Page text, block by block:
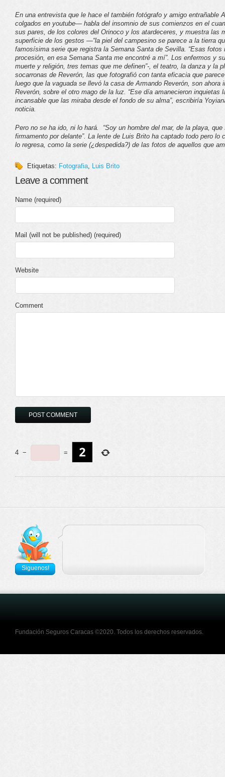
En una entrevista que le hace el también fotógrafo y amigo
colgados en youtube— habla del insomnio de sus comienzos en el
sus pares, de los colores del Orinoco y los atardeceres, y muestra las
superficie de los gestos —“la piel del campesino se parece a la tierra
famosísima serie que registra la Semana Santa de Sevilla. “Esas
procesión, en esa Semana Santa me encontré a mí”. Los enfermos y
muerte y religión, tres temas que me definen”-, el teatro, la danza y la
socarronas de Reverón, las que fotografió con tanta eficacia que
luego que la vaguada se llevó la casa de Armando Reverón, son
Reverón, sobre el otro mago de la luz. “Ese día amanecieron
incansable que las miraba desde el fondo de su alma”, escribiría
noticia.
Pero no se ha ido, ni lo hará. “Soy un hombre del mar, de la playa,
firmamento por delante”. La lente de Luis Brito ha captado todo pero
lo regresa, como la serie (¿despedida?) de las fotos de aquellos que
Etiquetas: Fotografia Luis Brito
Leave a comment
Name (required)
Mail (will not be published) (required)
Website
Comment
4 − =
Siguenos!
Fundación Seguros Caracas ©2020. Todos los derechos reservados.